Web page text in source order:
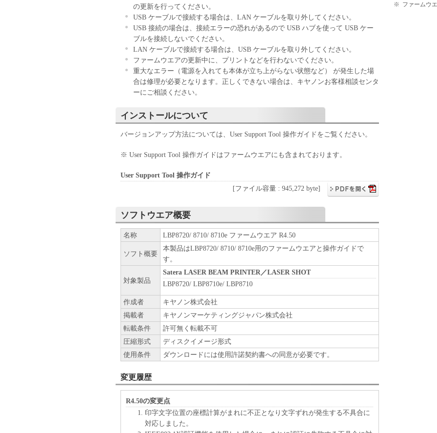
の更新を行ってください。
USB ケーブルで接続する場合は、LAN ケーブルを取り外してください。
USB 接続の場合は、接続エラーの恐れがあるので USB ハブを使って USB ケー
ブルを接続しないでください。
LAN ケーブルで接続する場合は、USB ケーブルを取り外してください。
ファームウエアの更新中に、プリントなどを行わないでください。
重大なエラー（電源を入れても本体が立ち上がらない状態など） が発生した場
合は修理が必要となります。正しくできない場合は、キヤノンお客様相談センタ
ーにご相談ください。
インストールについて
バージョンアップ方法については、User Support Tool 操作ガイドをご覧ください。
※ User Support Tool 操作ガイドはファームウエアにも含まれております。
User Support Tool 操作ガイド
[ファイル容量 : 945,272 byte]
ソフトウエア概要
名称 LBP8720/ 8710/ 8710e ファームウエア R4.50
ソフト概要
本製品はLBP8720/ 8710/ 8710e用のファームウエアと操作ガイドで
す。
対象製品
Satera LASER BEAM PRINTER／LASER SHOT
LBP8720/ LBP8710e/ LBP8710
作成者
キヤノン株式会社
掲載者
キヤノンマーケティングジャパン株式会社
転載条件
許可無く転載不可
圧縮形式
ディスクイメージ形式
使用条件
ダウンロードには使用許諾契約書への同意が必要です。
変更履歴
R4.50の変更点
印字文字位置の座標計算がまれに不正となり文字ずれが発生する不具合に
対応しました。
※ ファームウ